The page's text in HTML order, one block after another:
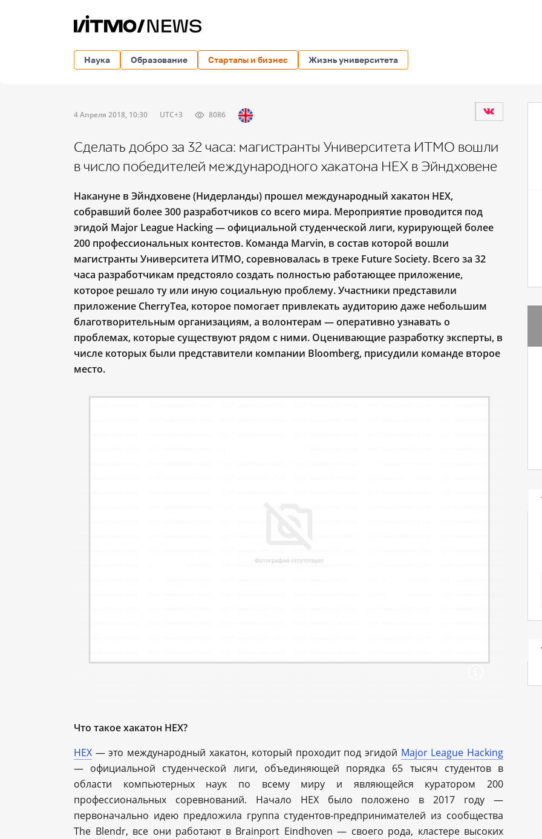
Наука Образование Стартапы и бизнес Жизнь университета
4 Апреля 2018, 10:30 UTC+3 8086
Сделать добро за 32 часа: магистранты Университета ИТМО вошли
в число победителей международного хакатона HEX в Эйндховене
Накануне в Эйндховене (Нидерланды) прошел международный хакатон HEX,
собравший более 300 разработчиков со всего мира. Мероприятие проводится под
эгидой Major League Hacking — официальной студенческой лиги, курирующей более
200 профессиональных контестов. Команда Marvin, в состав которой вошли
магистранты Университета ИТМО, соревновалась в треке Future Society. Всего за 32
часа разработчикам предстояло создать полностью работающее приложение,
которое решало ту или иную социальную проблему. Участники представили
приложение CherryTea, которое помогает привлекать аудиторию даже небольшим
благотворительным организациям, а волонтерам — оперативно узнавать о
проблемах, которые существуют рядом с ними. Оценивающие разработку эксперты, в
числе которых были представители компании Bloomberg, присудили команде второе
место.
Что такое хакатон HEX?
HEX — это международный хакатон, который проходит под эгидой Major League Hacking
— официальной студенческой лиги, объединяющей порядка 65 тысяч студентов в
области компьютерных наук по всему миру и являющейся куратором 200
профессиональных соревнований. Начало HEX было положено в 2017 году —
первоначально идею предложила группа студентов-предпринимателей из сообщества
The Blendr, все они работают в Brainport Eindhoven — своего рода, кластере высоких